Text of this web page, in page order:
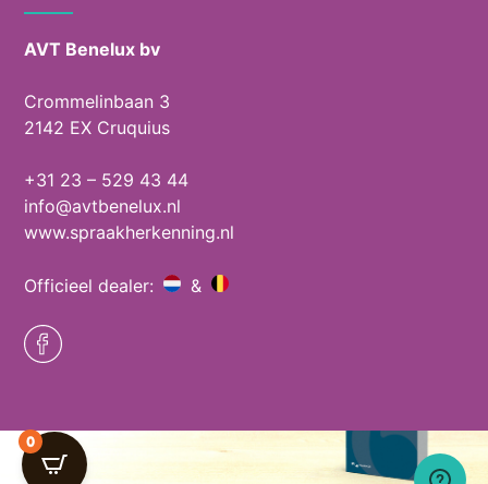
AVT Benelux bv
Crommelinbaan 3
2142 EX Cruquius
+31 23 – 529 43 44
info@avtbenelux.nl
www.spraakherkenning.nl
Officieel dealer: &
0